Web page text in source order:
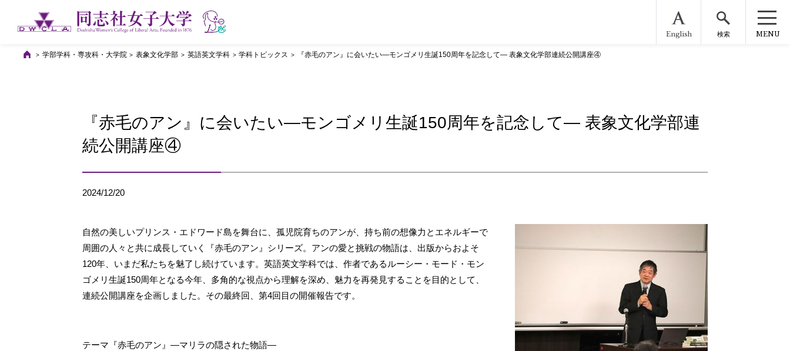
English 検索 MENU
学部学科・専攻科・大学院 表象文化学部 英語英文学科 学科トピックス 『赤毛のアン』に会いたい―モンゴメリ生誕150周年を記念して― 表象文化学部連続公開講座④
『赤毛のアン』に会いたい―モンゴメリ生誕150周年を記念して― 表象文化学部連
続公開講座④
2024/12/20
自然の美しいプリンス・エドワード島を舞台に、孤児院育ちのアンが、持ち前の想像力とエネルギーで
周囲の人々と共に成長していく『赤毛のアン』シリーズ。アンの愛と挑戦の物語は、出版からおよそ
120年、いまだ私たちを魅了し続けています。英語英文学科では、作者であるルーシー・モード・モン
ゴメリ生誕150周年となる今年、多角的な視点から理解を深め、魅力を再発見することを目的として、
連続公開講座を企画しました。その最終回、第4回目の開催報告です。
テーマ『赤毛のアン』―マリラの隠された物語―